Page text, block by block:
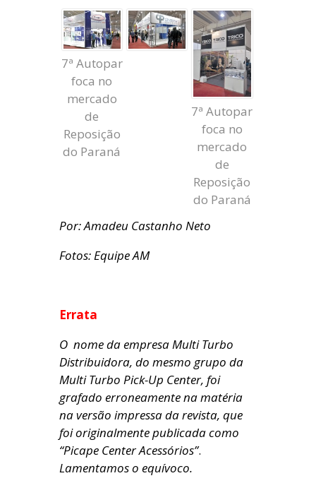
7ª Autopar
foca no
mercado
de
Reposição
do Paraná
7ª Autopar
foca no
mercado
de
Reposição
do Paraná
Por: Amadeu Castanho Neto
Fotos: Equipe AM
Errata
O nome da empresa Multi Turbo
Distribuidora, do mesmo grupo da
Multi Turbo Pick-Up Center, foi
grafado erroneamente na matéria
na versão impressa da revista, que
foi originalmente publicada como
“Picape Center Acessórios”.
Lamentamos o equívoco.